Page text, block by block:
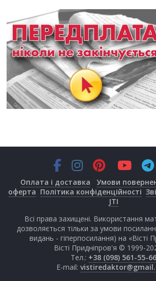
Оплата і доставка Умови
оферта Політика конфіденційності
JTI
Всі права захищені. Використання
дозволяється тільки за умови
видань - гіперпосилання) на «Вісті
Вісті Придніпров'я © 1999-
Тел.: +38 (098) 561-55-66
E-mail: